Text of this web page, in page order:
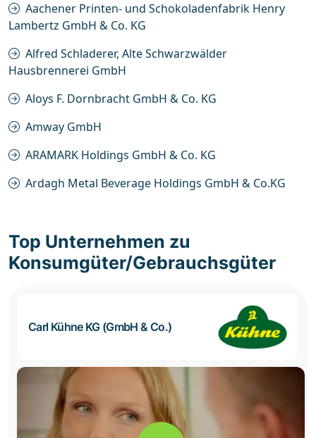
Aachener Printen- und Schokoladenfabrik Henry
Lambertz GmbH & Co. KG
Alfred Schladerer, Alte Schwarzwälder
Hausbrennerei GmbH
Aloys F. Dornbracht GmbH & Co. KG
Amway GmbH
ARAMARK Holdings GmbH & Co. KG
Ardagh Metal Beverage Holdings GmbH & Co.KG
Top Unternehmen zu
Konsumgüter/Gebrauchsgüter
Carl Kühne KG (GmbH & Co.)